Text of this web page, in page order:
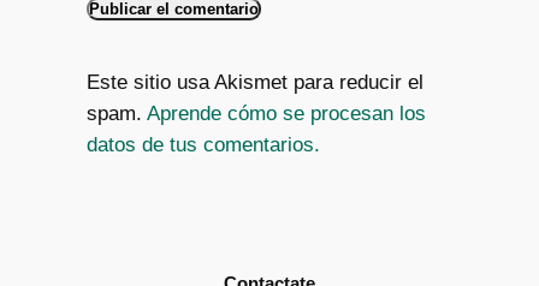
Este sitio usa Akismet para reducir el
spam. Aprende cómo se procesan los
datos de tus comentarios.